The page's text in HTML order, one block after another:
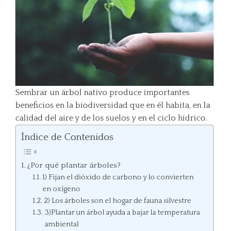
Sembrar un árbol nativo produce importantes
beneficios en la biodiversidad que en él habita, en la
calidad del aire y de los suelos y en el ciclo hídrico.
Índice de Contenidos
¿Por qué plantar árboles?
1) Fijan el dióxido de carbono y lo convierten
en oxígeno
2) Los árboles son el hogar de fauna silvestre
3)Plantar un árbol ayuda a bajar la temperatura
ambiental